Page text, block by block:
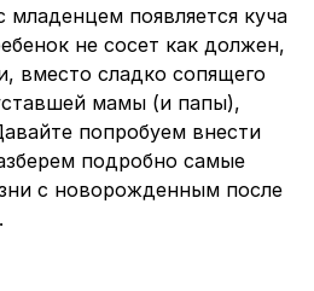
младенцем появляется куча
не сосет как должен,
вместо сладко сопящего
мамы (и папы),
попробуем внести
подробно самые
с новорожденным после